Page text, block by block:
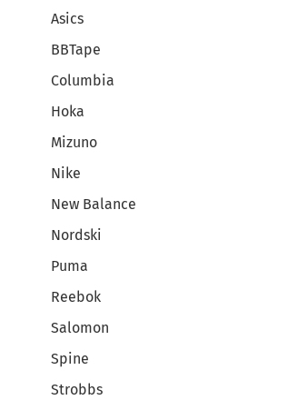
Asics
BBTape
Columbia
Hoka
Mizuno
Nike
New Balance
Nordski
Puma
Reebok
Salomon
Spine
Strobbs